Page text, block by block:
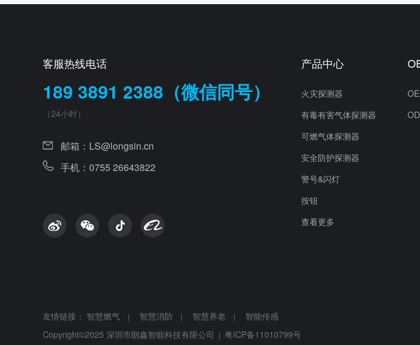
客服热线电话
189 3891 2388（微信同号）
（24小时）
邮箱： LS@longsin.cn
手机：0755 26643822
产品中心
火灾探测器
有毒有害气体探测器
可燃气体探测器
安全防护探测器
警号&闪灯
按钮
查看更多
友情链接： 智慧燃气 | 智慧消防 | 智慧养老 |
智能传感
Copyright©2025 深圳市朗鑫智能科技有限公司 | 粤ICP备11010799号